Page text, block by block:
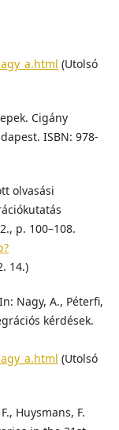
(Utolsó
Cigány
ISBN: 978-
olvasási
p. 100–108.
14.)
Nagy, A., Péterfi,
kérdések.
(Utolsó
Huysmans, F.